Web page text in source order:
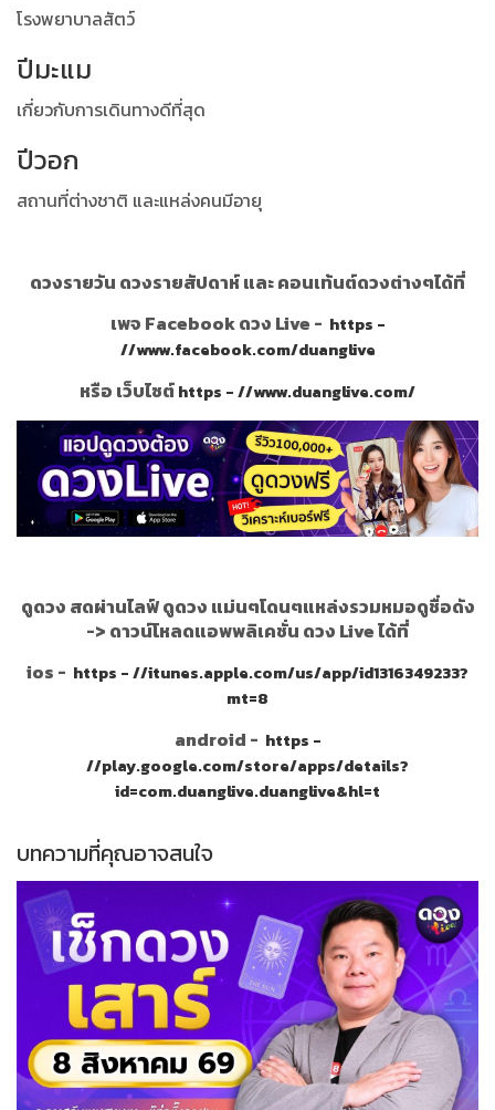
โรงพยาบาลสัตว์
ปีมะแม
เกี่ยวกับการเดินทางดีที่สุด
ปีวอก
สถานที่ต่างชาติ และแหล่งคนมีอายุ
ดวงรายวัน ดวงรายสัปดาห์ และ คอนเท้นต์ดวงต่างๆได้ที่
เพจ Facebook ดวง Live - https -
//www.facebook.com/duanglive
หรือ เว็บไซต์https - //www.duanglive.com/
ดูดวง สดผ่านไลฟ์ ดูดวง แม่นๆโดนๆแหล่งรวมหมอดูชื่อดัง
-> ดาวน์โหลดแอพพลิเคชั่น ดวง Live ได้ที่
ios - https - //itunes.apple.com/us/app/id1316349233?
mt=8
android - https -
//play.google.com/store/apps/details?
id=com.duanglive.duanglive&hl=t
บทความที่คุณอาจสนใจ